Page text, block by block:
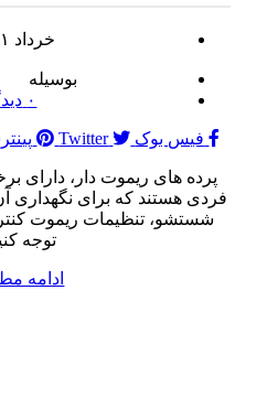
خرداد ۲۱, ۱۴۰۲
بوسیله
۰
فیس بوک Twitter
پرده های ریموت دار، دارای
فردی هستند که برای نگهداری
شستشو، تنظیمات ریموت
توجه
ادامه